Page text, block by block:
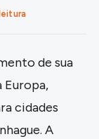
de sua
Europa,
cidades
A